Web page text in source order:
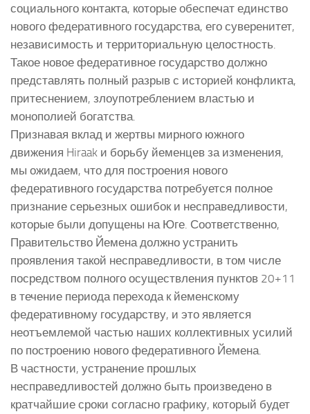
социального контакта, которые обеспечат единство
нового федеративного государства, его суверенитет,
независимость и территориальную целостность.
Такое новое федеративное государство должно
представлять полный разрыв с историей конфликта,
притеснением, злоупотреблением властью и
монополией богатства.
Признавая вклад и жертвы мирного южного
движения Hiraak и борьбу йеменцев за изменения,
мы ожидаем, что для построения нового
федеративного государства потребуется полное
признание серьезных ошибок и несправедливости,
которые были допущены на Юге. Соответственно,
Правительство Йемена должно устранить
проявления такой несправедливости, в том числе
посредством полного осуществления пунктов 20+11
в течение периода перехода к йеменскому
федеративному государству, и это является
неотъемлемой частью наших коллективных усилий
по построению нового федеративного Йемена.
В частности, устранение прошлых
несправедливостей должно быть произведено в
кратчайшие сроки согласно графику, который будет